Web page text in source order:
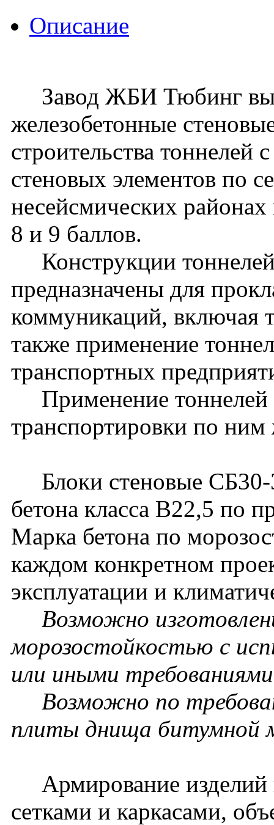
Описание
Завод ЖБИ Тюбинг
железобетонные
строительства
стеновых элементов по
несейсмических
8 и 9 баллов.
Конструкции тоннелей
предназначены для
коммуникаций, включая
также применение
транспортных
Применение тоннелей
транспортировки по
Блоки стеновые СБ30-3
бетона класса В22,5 по
Марка бетона по
каждом конкретном
эксплуатации и
Возможно
морозостойкостью с
или иными
Возможно по
плиты днища битумной
Армирование изделий
сетками и каркасами,